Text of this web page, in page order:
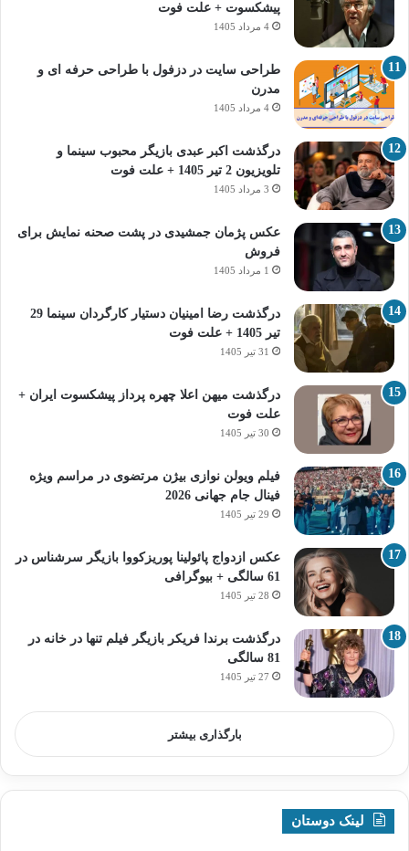
پیشکسوت + علت فوت
4 مرداد 1405
طراحی سایت در دزفول با طراحی حرفه‌ ای و
مدرن
4 مرداد 1405
درگذشت اکبر عبدی بازیگر محبوب سینما و
تلویزیون 2 تیر 1405 + علت فوت
3 مرداد 1405
عکس پژمان جمشیدی در پشت صحنه نمایش برای
فروش
1 مرداد 1405
درگذشت رضا امینیان دستیار کارگردان سینما 29
تیر 1405 + علت فوت
31 تیر 1405
درگذشت میهن اعلا چهره پرداز پیشکسوت ایران +
علت فوت
30 تیر 1405
فیلم ویولن نوازی بیژن مرتضوی در مراسم ویژه
فینال جام جهانی 2026
29 تیر 1405
عکس ازدواج پائولینا پوریزکووا بازیگر سرشناس در
61 سالگی + بیوگرافی
28 تیر 1405
درگذشت برندا فریکر بازیگر فیلم تنها در خانه در
81 سالگی
27 تیر 1405
بارگذاری بیشتر
لینک دوستان